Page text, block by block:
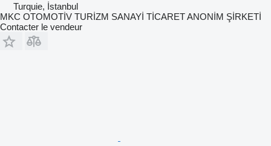
Turquie, İstanbul
MKC OTOMOTİV TURİZM SANAYİ TİCARET ANONİM ŞİRKETİ
Contacter le vendeur